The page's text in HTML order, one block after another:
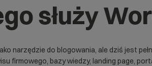
służy
narzędzie do blogowania, ale dziś jest
firmowego, bazy wiedzy, landing page,